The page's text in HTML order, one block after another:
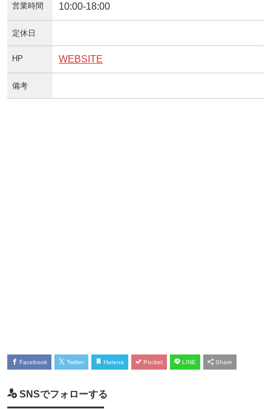
営業時間 10:00-18:00
定休日
HP WEBSITE
備考
Facebook Twitter Hatena Pocket LINE Share
SNSでフォローする